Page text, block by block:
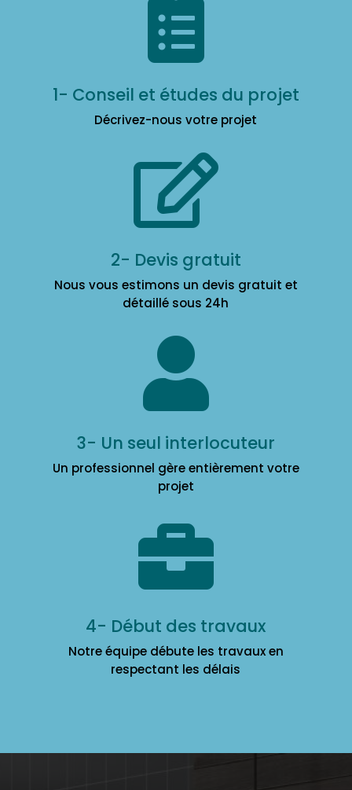

1- Conseil et études du projet
Décrivez-nous votre projet

2- Devis gratuit
Nous vous estimons un devis gratuit et
détaillé sous 24h

3- Un seul interlocuteur
Un professionnel gère entièrement votre
projet

4- Début des travaux
Notre équipe débute les travaux en
respectant les délais